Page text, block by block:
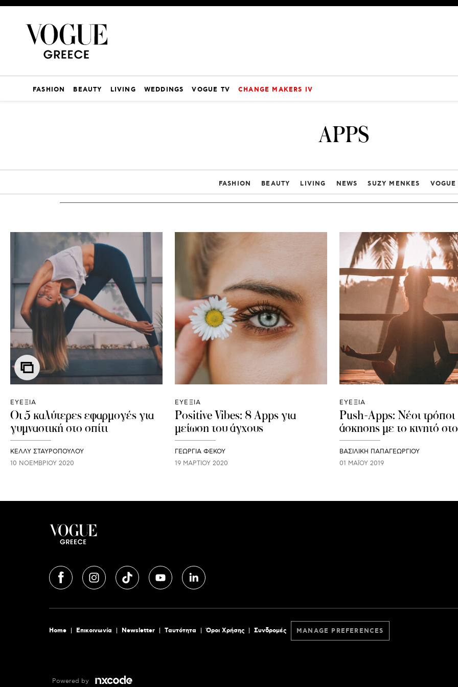
FASHION BEAUTY LIVING WEDDINGS VOGUE TV CHANGE MAKERS IV
APPS
FASHION BEAUTY LIVING NEWS SUZY MENKES
ΕΥΕΞΙΑ
Οι 5 καλύτερες εφαρμογές για
γυμναστική στο σπίτι
ΚΕΛΛΥ ΣΤΑΥΡΟΠΟΥΛΟΥ
10 ΝΟΕΜΒΡΊΟΥ 2020
ΕΥΕΞΙΑ
Positive Vibes: 8 Apps για
μείωση του άγχους
ΓΕΩΡΓΙΑ ΦΕΚΟΥ
19 ΜΑΡΤΊΟΥ 2020
ΕΥΕΞΙΑ
Push-Apps: Νέοι τρόποι
άσκησης με το κινητό
ΒΑΣΙΛΙΚΗ ΠΑΠΑΓΕΩΡΓΙΟΥ
01 ΜΑΪ́ΟΥ 2019
Home Επικοινωνία Newsletter Tαυτότητα Όροι Χρήσης Συνδρομές MANAGE PREFERENCES
Powered by